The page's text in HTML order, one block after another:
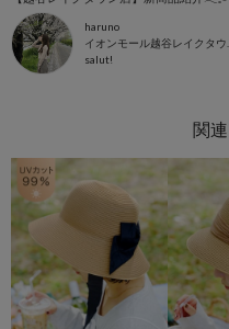
haruno
salut!